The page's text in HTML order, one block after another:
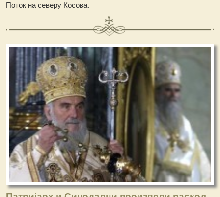
Поток на северу Косова.